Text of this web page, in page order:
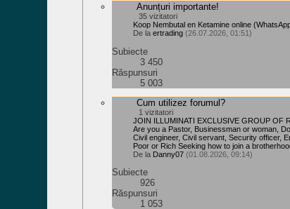
Anunțuri importante!
35 vizitatori
Koop Nembutal en Ketamine online
De laertrading (26.07.2026, 01:51)
Subiecte
3 450
Răspunsuri
5 003
Cum utilizez forumul?
1 vizitatori
JOIN ILLUMINATI EXCLUSIVE GROUP OF
Are you a Pastor, Businessman or woman,
Civil engineer, Civil servant, Security officer,
Poor or Rich Seeking how to join a
De la Danny07 (01.08.2026, 09:14)
Subiecte
926
Răspunsuri
1 053